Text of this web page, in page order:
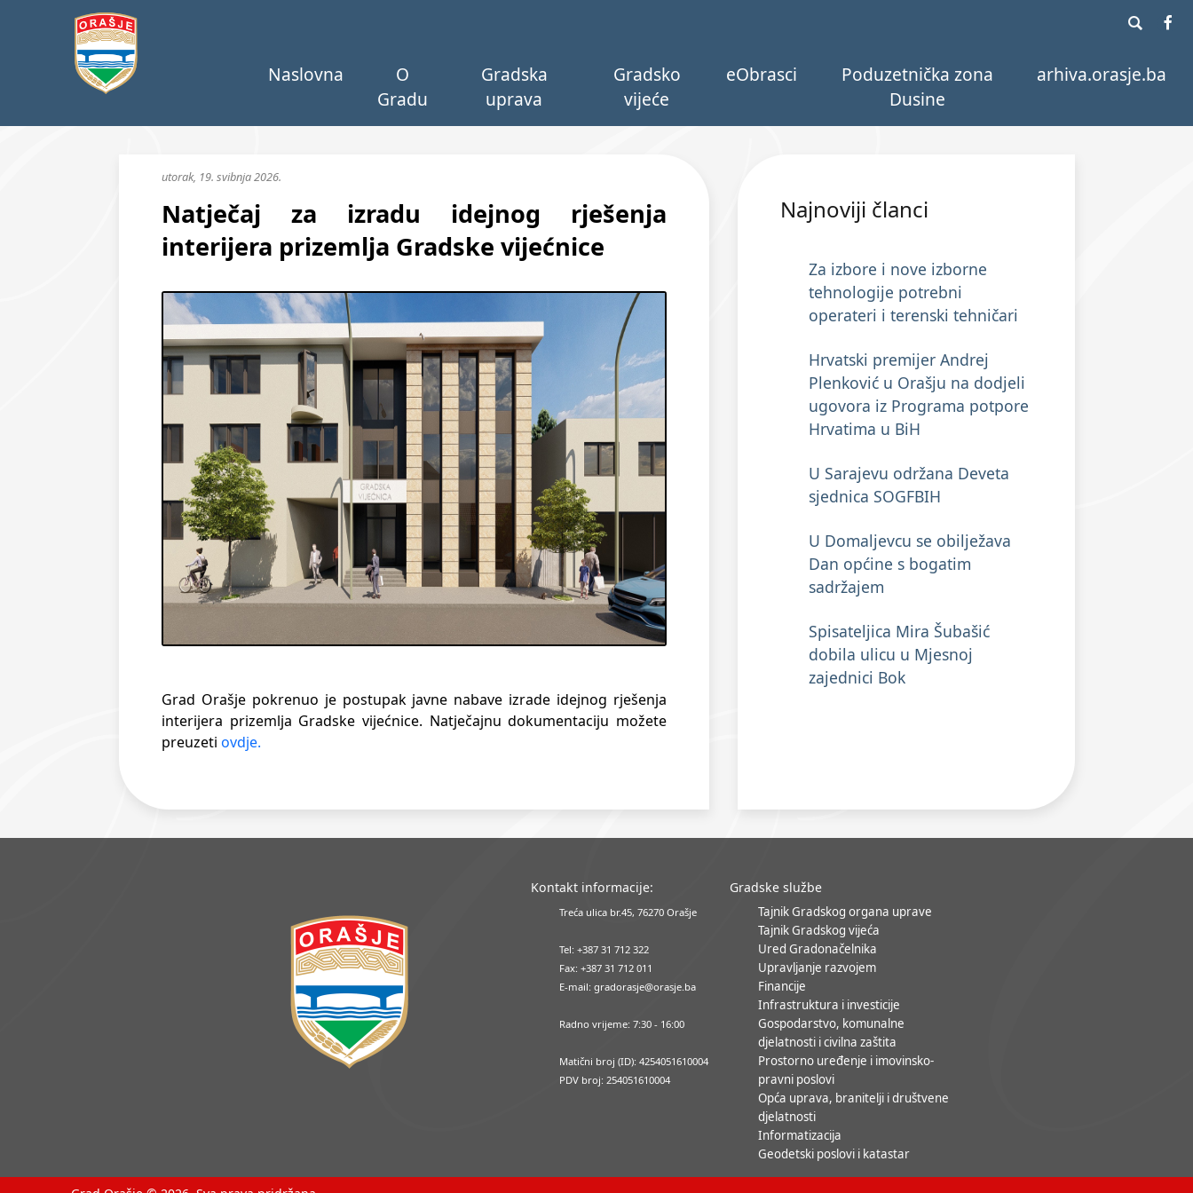
Naslovna
O
Gradu
Gradska
uprava
Gradsko
vijeće
eObrasci
Poduzetnička zona
Dusine
arhiva.orasje.ba
utorak, 19. svibnja 2026.
Natječaj za izradu idejnog rješenja
interijera prizemlja Gradske vijećnice
Grad Orašje pokrenuo je postupak javne nabave izrade idejnog rješenja
interijera prizemlja Gradske vijećnice. Natječajnu dokumentaciju možete
preuzeti ovdje.
Najnoviji članci
Za izbore i nove izborne
tehnologije potrebni
operateri i terenski tehničari
Hrvatski premijer Andrej
Plenković u Orašju na dodjeli
ugovora iz Programa potpore
Hrvatima u BiH
U Sarajevu održana Deveta
sjednica SOGFBIH
U Domaljevcu se obilježava
Dan općine s bogatim
sadržajem
Spisateljica Mira Šubašić
dobila ulicu u Mjesnoj
zajednici Bok
Kontakt informacije:
Treća ulica br.45, 76270 Orašje
Tel: +387 31 712 322
Fax: +387 31 712 011
E-mail: gradorasje@orasje.ba
Radno vrijeme: 7:30 - 16:00
Matični broj (ID): 4254051610004
PDV broj: 254051610004
Gradske službe
Tajnik Gradskog organa uprave
Tajnik Gradskog vijeća
Ured Gradonačelnika
Upravljanje razvojem
Financije
Infrastruktura i investicije
Gospodarstvo, komunalne
djelatnosti i civilna zaštita
Prostorno uređenje i imovinsko-
pravni poslovi
Opća uprava, branitelji i društvene
djelatnosti
Informatizacija
Geodetski poslovi i katastar